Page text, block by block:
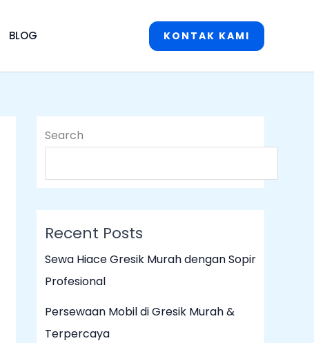
BLOG KONTAK KAMI
Search
Recent Posts
Sewa Hiace Gresik Murah dengan Sopir
Profesional
Persewaan Mobil di Gresik Murah &
Terpercaya